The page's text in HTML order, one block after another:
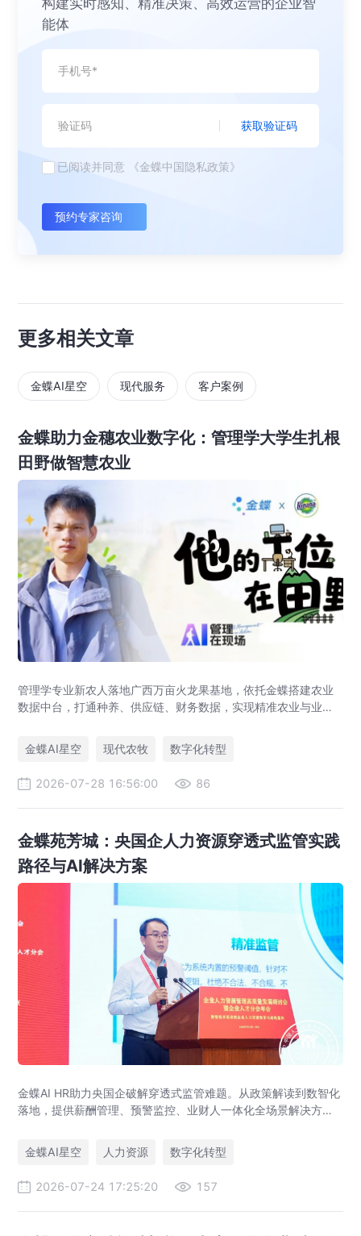
构建实时感知、精准决策、高效运营的企业智
能体
获取验证码
已阅读并同意 《金蝶中国隐私政策》
预约专家咨询
更多相关文章
金蝶AI星空 现代服务 客户案例
金蝶助力金穗农业数字化：管理学大学生扎根
田野做智慧农业
管理学专业新农人落地广西万亩火龙果基地，依托金蝶搭建农业
数据中台，打通种养、供应链、财务数据，实现精准农业与业财
金蝶AI星空
现代农牧 数字化转型
2026-07-28 16:56:00 86
金蝶苑芳城：央国企人力资源穿透式监管实践
路径与AI解决方案
金蝶AI HR助力央国企破解穿透式监管难题。从政策解读到数智化
落地，提供薪酬管理、预警监控、业财人一体化全场景解决方
金蝶AI星空
人力资源 数字化转型
2026-07-24 17:25:20 157